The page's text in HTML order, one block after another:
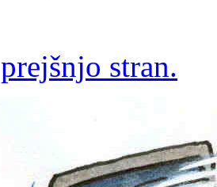
prejšnjo stran.